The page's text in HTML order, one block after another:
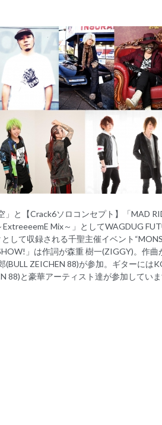
」と【Crack6ソロコンセプト】「MAD
Mix～」としてWAGDUG
して収録される千聖主催イベント
」は作詞が森重 樹一(ZIGGY)。作
(BULL ZEICHEN 88)が参加。ギターには
88)と豪華アーティスト達が参加していま